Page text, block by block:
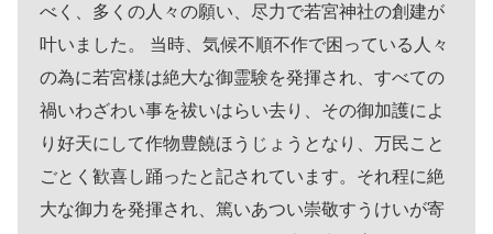
べく、多くの人々の願い、尽力で若宮神社の創建が
叶いました。 当時、気候不順不作で困っている人々
の為に若宮様は絶大な御霊験を発揮され、すべての
禍いわざわい事を祓いはらい去り、その御加護によ
り好天にして作物豊饒ほうじょうとなり、万民こと
ごとく歓喜し踊ったと記されています。それ程に絶
大な御力を発揮され、篤いあつい崇敬すうけいが寄